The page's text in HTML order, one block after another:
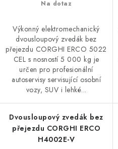
Na dotaz
Výkonný elektromechanický
dvousloupový zvedák bez
přejezdu CORGHI ERCO 5022
CEL s nosností 5 000 kg je
určen pro profesionální
autoservisy servisující osobní
vozy, SUV i lehké...
Dvousloupový zvedák bez
přejezdu CORGHI ERCO
H4002E-V